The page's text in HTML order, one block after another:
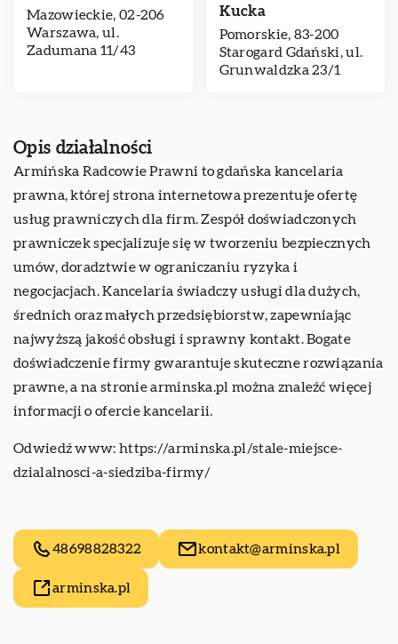
Mazowieckie, 02-206
Warszawa, ul.
Zadumana 11/43
Kucka
Pomorskie, 83-200
Starogard Gdański, ul.
Grunwaldzka 23/1
Opis działalności
Armińska Radcowie Prawni to gdańska kancelaria
prawna, której strona internetowa prezentuje ofertę
usług prawniczych dla firm. Zespół doświadczonych
prawniczek specjalizuje się w tworzeniu bezpiecznych
umów, doradztwie w ograniczaniu ryzyka i
negocjacjach. Kancelaria świadczy usługi dla dużych,
średnich oraz małych przedsiębiorstw, zapewniając
najwyższą jakość obsługi i sprawny kontakt. Bogate
doświadczenie firmy gwarantuje skuteczne rozwiązania
prawne, a na stronie arminska.pl można znaleźć więcej
informacji o ofercie kancelarii.
Odwiedź www: https://arminska.pl/stale-miejsce-
dzialalnosci-a-siedziba-firmy/
48698828322 kontakt@arminska.pl
arminska.pl